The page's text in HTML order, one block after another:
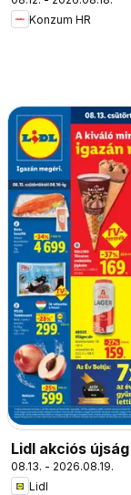
Konzum HR
Lidl akciós újság
08.13. - 2026.08.19.
Lidl